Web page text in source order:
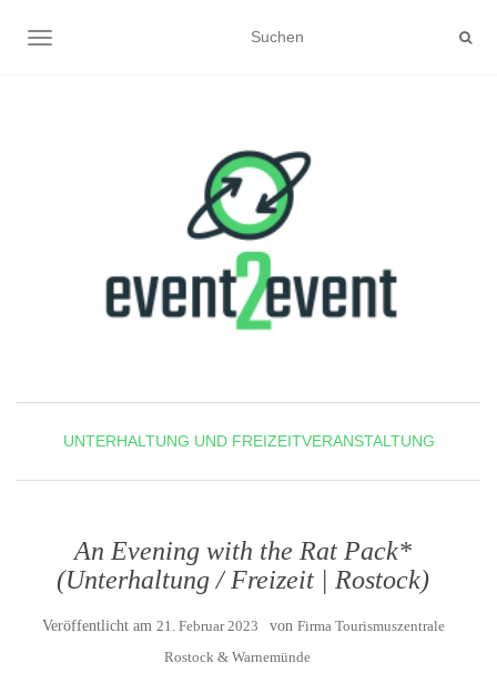
NAVIGATION UMSCHALTEN
UNTERHALTUNG UND FREIZEITVERANSTALTUNG
An Evening with the Rat Pack*
(Unterhaltung / Freizeit | Rostock)
Veröffentlicht am 21. Februar 2023 von Firma Tourismuszentrale
Rostock & Warnemünde